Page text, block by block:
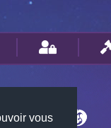
vous